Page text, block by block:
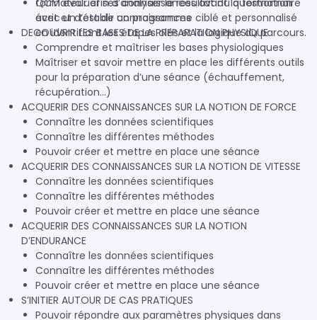
formateur afin d’analyser le résultat du questionnaire
écrit et d’établir un programme ciblé et personnalisé
en identifiant les étapes clés et la logique du parcours.
QCM évaluer ses connaissances avant la formation
avec un test de connaissances
DECOUVRIR LES BASES DE LA PREPARATION PHYSIQUE
Comprendre et maîtriser les bases physiologiques
Maîtriser et savoir mettre en place les différents outils
pour la préparation d’une séance (échauffement,
récupération…)
ACQUERIR DES CONNAISSANCES SUR LA NOTION DE FORCE
Connaître les données scientifiques
Connaître les différentes méthodes
Pouvoir créer et mettre en place une séance
ACQUERIR DES CONNAISSANCES SUR LA NOTION DE VITESSE
Connaître les données scientifiques
Connaître les différentes méthodes
Pouvoir créer et mettre en place une séance
ACQUERIR DES CONNAISSANCES SUR LA NOTION
D’ENDURANCE
Connaître les données scientifiques
Connaître les différentes méthodes
Pouvoir créer et mettre en place une séance
S’INITIER AUTOUR DE CAS PRATIQUES
Pouvoir répondre aux paramètres physiques dans